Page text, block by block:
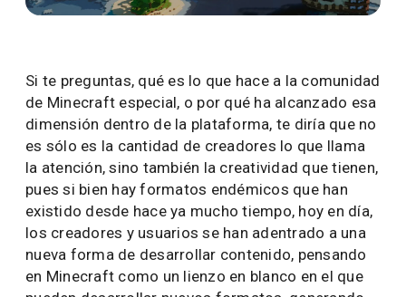
Si te preguntas, qué es lo que hace a la comunidad
de Minecraft especial, o por qué ha alcanzado esa
dimensión dentro de la plataforma, te diría que no
es sólo es la cantidad de creadores lo que llama
la atención, sino también la creatividad que tienen,
pues si bien hay formatos endémicos que han
existido desde hace ya mucho tiempo, hoy en día,
los creadores y usuarios se han adentrado a una
nueva forma de desarrollar contenido, pensando
en Minecraft como un lienzo en blanco en el que